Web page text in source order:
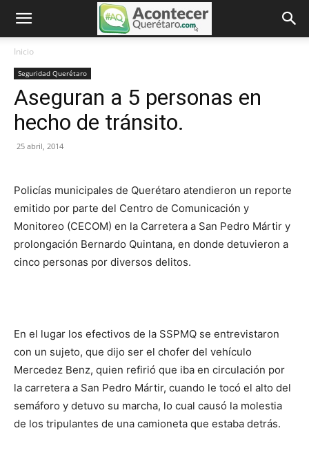
Inicio
Seguridad Querétaro
Aseguran a 5 personas en
hecho de tránsito.
25 abril, 2014
Policías municipales de Querétaro atendieron un reporte
emitido por parte del Centro de Comunicación y
Monitoreo (CECOM) en la Carretera a San Pedro Mártir y
prolongación Bernardo Quintana, en donde detuvieron a
cinco personas por diversos delitos.
En el lugar los efectivos de la SSPMQ se entrevistaron
con un sujeto, que dijo ser el chofer del vehículo
Mercedez Benz, quien refirió que iba en circulación por
la carretera a San Pedro Mártir, cuando le tocó el alto del
semáforo y detuvo su marcha, lo cual causó la molestia
de los tripulantes de una camioneta que estaba detrás.